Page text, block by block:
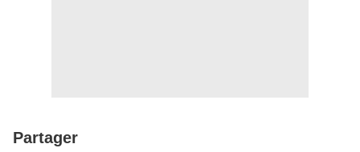
Partager